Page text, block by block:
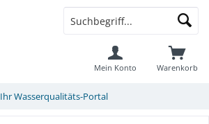
Warenkorb
Mein Konto
Ihr Wasserqualitäts-Portal